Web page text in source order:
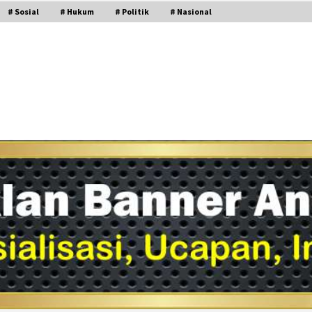
# Sosial # Hukum # Politik # Nasional